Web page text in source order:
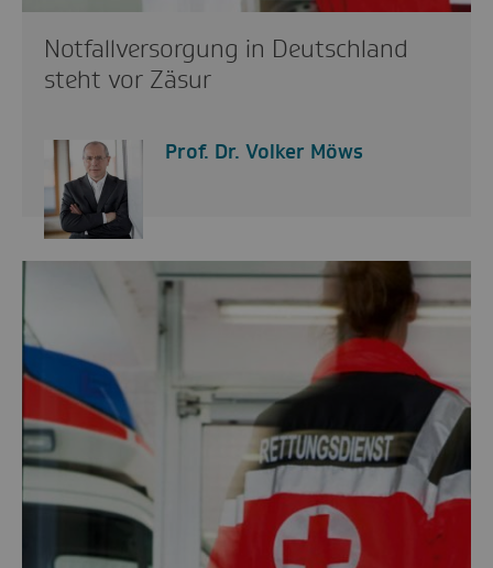
Notfallversorgung in Deutschland
steht vor Zäsur
Prof. Dr. Volker Möws